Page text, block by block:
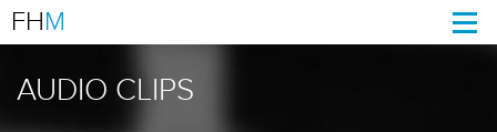
FHM
AUDIO CLIPS